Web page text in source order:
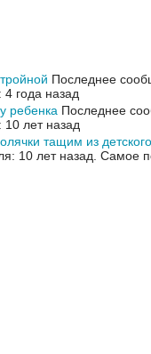
Последнее
года назад
ребенка Последнее
лет назад
тащим из
10 лет назад. Самое